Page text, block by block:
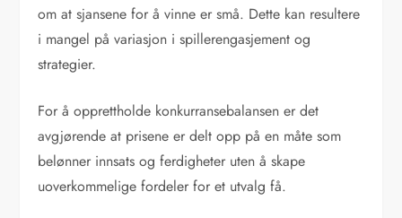
om at sjansene for å vinne er små. Dette kan resultere
i mangel på variasjon i spillerengasjement og
strategier.
For å opprettholde konkurransebalansen er det
avgjørende at prisene er delt opp på en måte som
belønner innsats og ferdigheter uten å skape
uoverkommelige fordeler for et utvalg få.